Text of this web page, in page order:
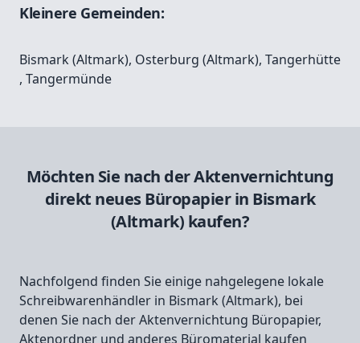
Kleinere Gemeinden:
Bismark (Altmark), Osterburg (Altmark), Tangerhütte
, Tangermünde
Möchten Sie nach der Aktenvernichtung
direkt neues Büropapier in Bismark
(Altmark) kaufen?
Nachfolgend finden Sie einige nahgelegene lokale
Schreibwarenhändler in Bismark (Altmark), bei
denen Sie nach der Aktenvernichtung Büropapier,
Aktenordner und anderes Büromaterial kaufen